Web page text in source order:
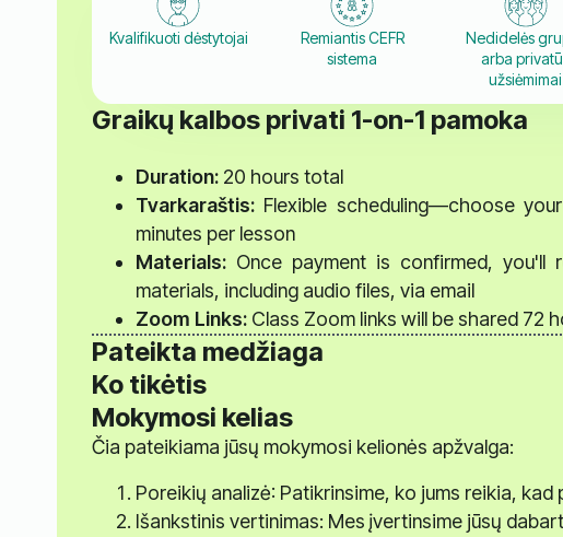
Kvalifikuoti dėstytojai
Remiantis CEFR
sistema
Nedidelės
arba
užsiėmimai
Graikų kalbos privati 1-on-1 pamoka
Duration:20 hours total
Tvarkaraštis:Flexible scheduling—choose
minutes per lesson
Materials:Once payment is confirmed, you'll
materials, including audio files, via email
Zoom Links:Class Zoom links will be shared 72
Pateikta medžiaga
Ko tikėtis
Mokymosi kelias
Čia pateikiama jūsų mokymosi kelionės apžvalga:
Poreikių analizė: Patikrinsime, ko jums reikia, kad
Išankstinis vertinimas: Mes įvertinsime jūsų